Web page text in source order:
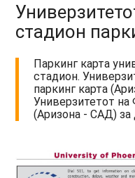
стадион
Паркинг карта
стадион.
паркинг карта
Универзитетот на
(Аризона - САД) за